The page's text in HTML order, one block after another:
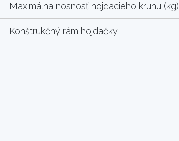
Maximálna nosnosť hojdacieho kruhu (kg)
Konštrukčný rám hojdačky